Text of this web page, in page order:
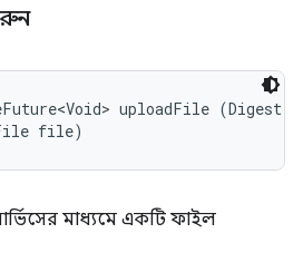
uploadFile (Digest
file)
মাধ্যমে একটি ফাইল